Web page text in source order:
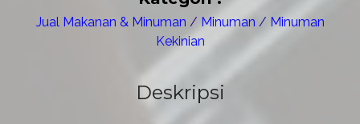
Jual Makanan & Minuman / Minuman / Minuman
Kekinian
Deskripsi